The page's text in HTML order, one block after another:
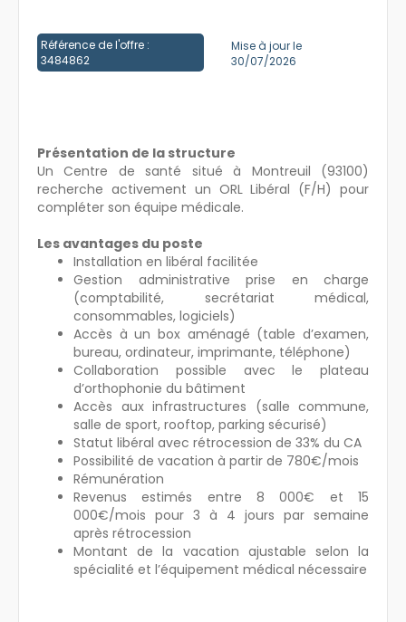
Référence de l'offre :
3484862
Mise à jour le
30/07/2026
Présentation de la structure
Un Centre de santé situé à Montreuil (93100)
recherche activement un ORL Libéral (F/H) pour
compléter son équipe médicale.
Les avantages du poste
Installation en libéral facilitée
Gestion administrative prise en charge
(comptabilité, secrétariat médical,
consommables, logiciels)
Accès à un box aménagé (table d’examen,
bureau, ordinateur, imprimante, téléphone)
Collaboration possible avec le plateau
d’orthophonie du bâtiment
Accès aux infrastructures (salle commune,
salle de sport, rooftop, parking sécurisé)
Statut libéral avec rétrocession de 33% du CA
Possibilité de vacation à partir de 780€/mois
Rémunération
Revenus estimés entre 8 000€ et 15
000€/mois pour 3 à 4 jours par semaine
après rétrocession
Montant de la vacation ajustable selon la
spécialité et l’équipement médical nécessaire